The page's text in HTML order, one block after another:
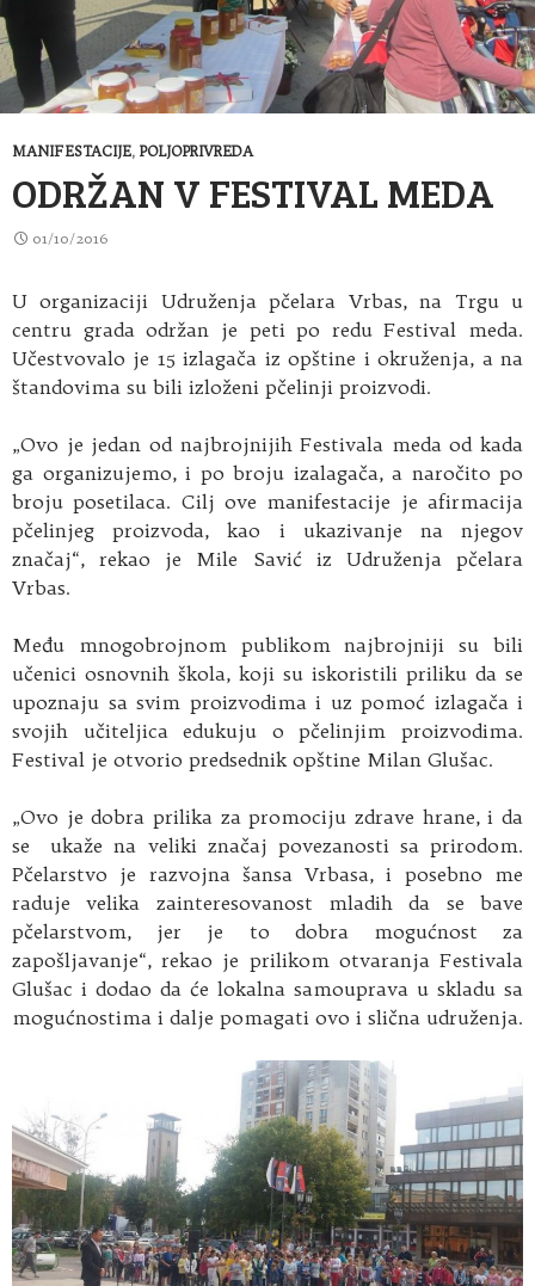
MANIFESTACIJE, POLJOPRIVREDA
ODRŽAN V FESTIVAL MEDA
01/10/2016
U organizaciji Udruženja pčelara Vrbas, na Trgu u
centru grada održan je peti po redu Festival meda.
Učestvovalo je 15 izlagača iz opštine i okruženja, a na
štandovima su bili izloženi pčelinji proizvodi.
„Ovo je jedan od najbrojnijih Festivala meda od kada
ga organizujemo, i po broju izalagača, a naročito po
broju posetilaca. Cilj ove manifestacije je afirmacija
pčelinjeg proizvoda, kao i ukazivanje na njegov
značaj“, rekao je Mile Savić iz Udruženja pčelara
Vrbas.
Među mnogobrojnom publikom najbrojniji su bili
učenici osnovnih škola, koji su iskoristili priliku da se
upoznaju sa svim proizvodima i uz pomoć izlagača i
svojih učiteljica edukuju o pčelinjim proizvodima.
Festival je otvorio predsednik opštine Milan Glušac.
„Ovo je dobra prilika za promociju zdrave hrane, i da
se ukaže na veliki značaj povezanosti sa prirodom.
Pčelarstvo je razvojna šansa Vrbasa, i posebno me
raduje velika zainteresovanost mladih da se bave
pčelarstvom, jer je to dobra mogućnost za
zapošljavanje“, rekao je prilikom otvaranja Festivala
Glušac i dodao da će lokalna samouprava u skladu sa
mogućnostima i dalje pomagati ovo i slična udruženja.